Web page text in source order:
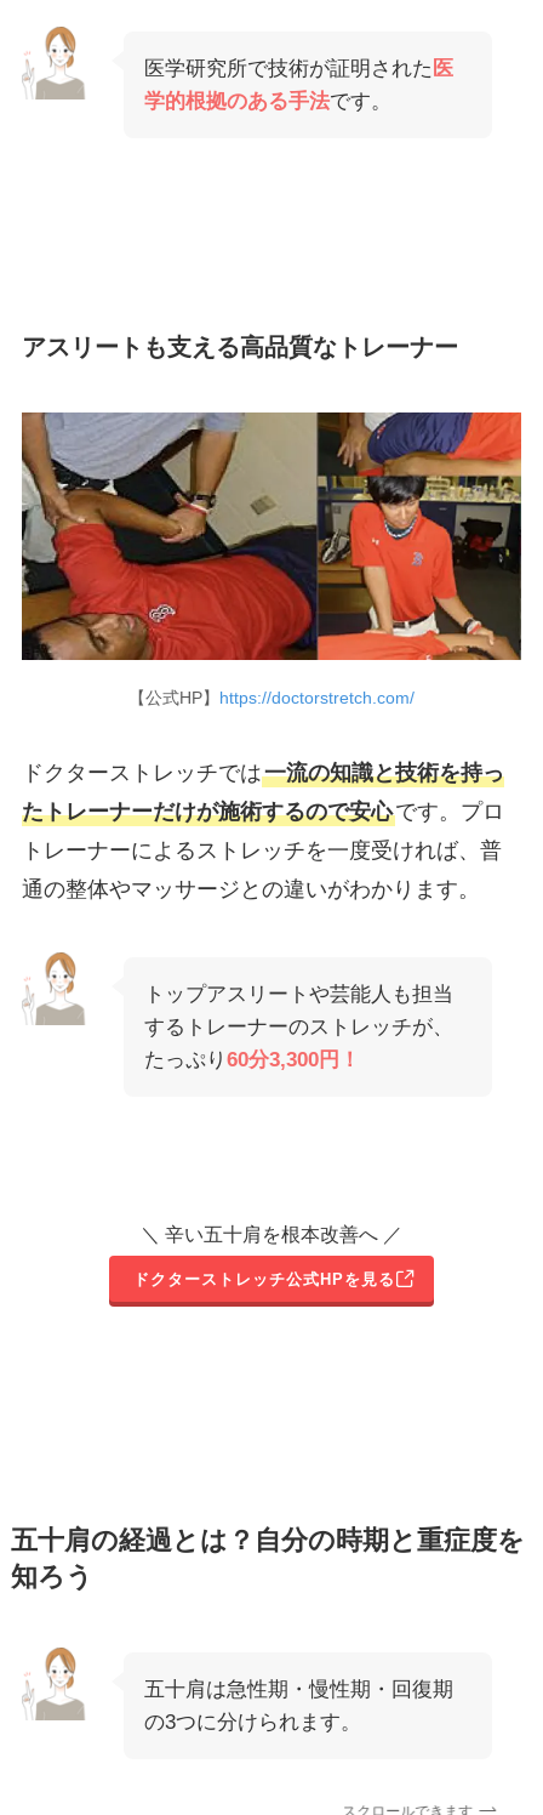
医学研究所で技術が証明された 医
学的根拠のある手法です。
アスリートも支える高品質なトレーナー
【公式HP】 https://doctorstretch.com/
ドクターストレッチでは一流の知識と技術を持っ
たトレーナーだけが施術するので安心です。プロ
トレーナーによるストレッチを一度受ければ、普
通の整体やマッサージとの違いがわかります。
トップアスリートや芸能人も担当
するトレーナーのストレッチが、
たっぷり 60分3,300円！
＼ 辛い五十肩を根本改善へ ／
ドクターストレッチ公式HPを見る
五十肩の経過とは？自分の時期と重症度を
知ろう
五十肩は急性期・慢性期・回復期
の3つに分けられます。